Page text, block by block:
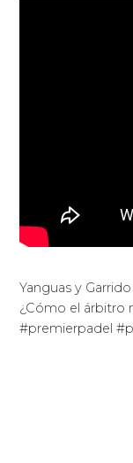
Yanguas y
¿Cómo el árbitro
#premierpadel